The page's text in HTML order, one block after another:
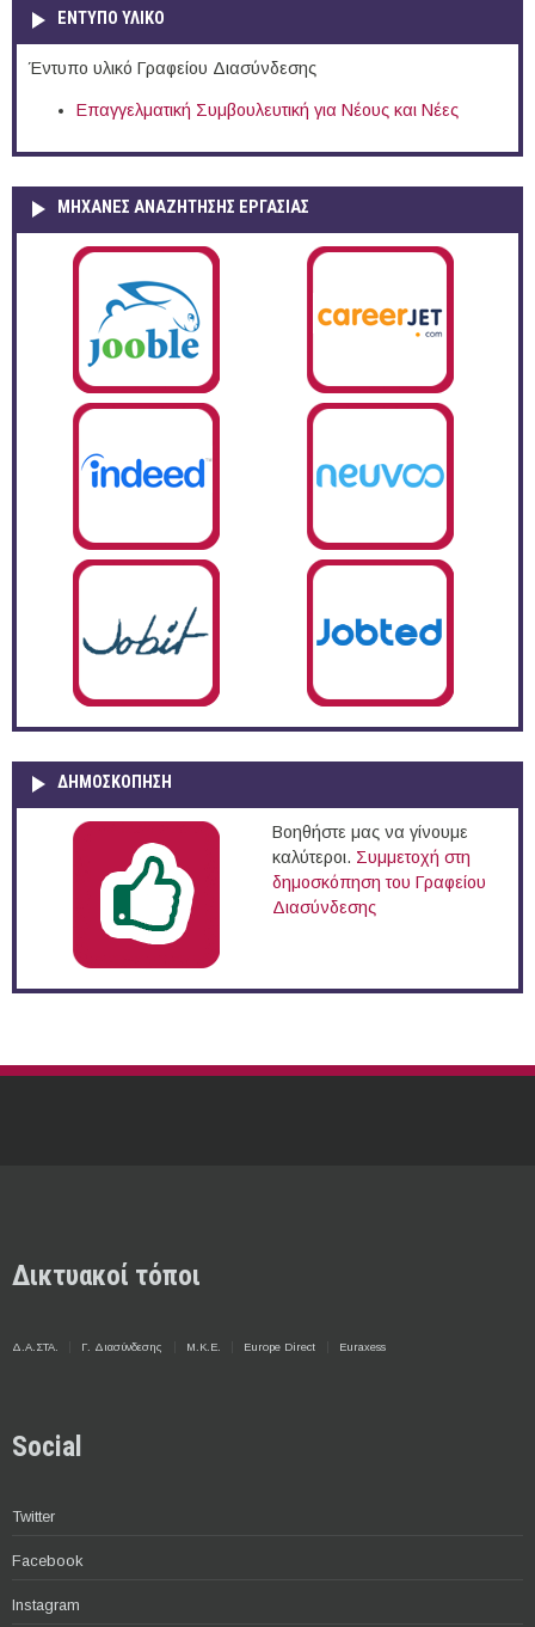
ΕΝΤΥΠΟ ΥΛΙΚΟ
Έντυπο υλικό Γραφείου Διασύνδεσης
Επαγγελματική Συμβουλευτική για Νέους και Νέες
ΜΗΧΑΝΕΣ ΑΝΑΖΗΤΗΣΗΣ ΕΡΓΑΣΙΑΣ
ΔΗΜΟΣΚΌΠΗΣΗ
Βοηθήστε μας να γίνουμε
καλύτεροι. Συμμετοχή στη
δημοσκόπηση του Γραφείου
Διασύνδεσης
Δικτυακοί τόποι
Δ.Α.ΣΤΑ. Γ. Διασύνδεσης Μ.Κ.Ε. Europe Direct Euraxess
Social
Twitter
Facebook
Instagram